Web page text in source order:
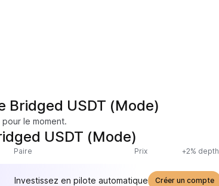
Bridged USDT (Mode)
le moment.
USDT (Mode)
Paire Prix +2% depth
Investissez en pilote automatique Créer un compte